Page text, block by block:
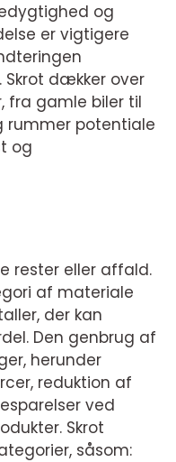
og
er vigtigere
Skrot dækker over
fra gamle biler til
rummer potentiale
og
rester eller affald.
af materiale
der kan
Den genbrug af
herunder
reduktion af
ved
Skrot
såsom: